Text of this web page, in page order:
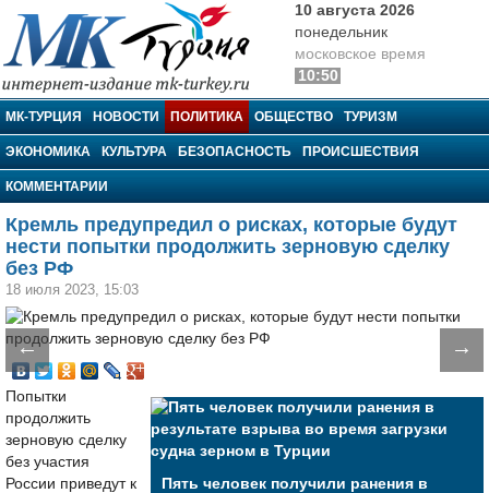
МК-Турция
10 августа 2026
понедельник
московское время
10:50
МК-ТУРЦИЯ НОВОСТИ ПОЛИТИКА ОБЩЕСТВО ТУРИЗМ
ЭКОНОМИКА КУЛЬТУРА БЕЗОПАСНОСТЬ ПРОИСШЕСТВИЯ
КОММЕНТАРИИ
Кремль предупредил о рисках, которые будут
нести попытки продолжить зерновую сделку
без РФ
18 июля 2023, 15:03
← →
Пять человек получили ранения в
Попытки
продолжить
зерновую сделку
без участия
России приведут к